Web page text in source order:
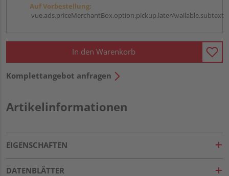
Auf Vorbestellung:
vue.ads.priceMerchantBox.option.pickup.laterAvailable.subtext
In den Warenkorb
Komplettangebot anfragen
Artikelinformationen
EIGENSCHAFTEN
DATENBLÄTTER